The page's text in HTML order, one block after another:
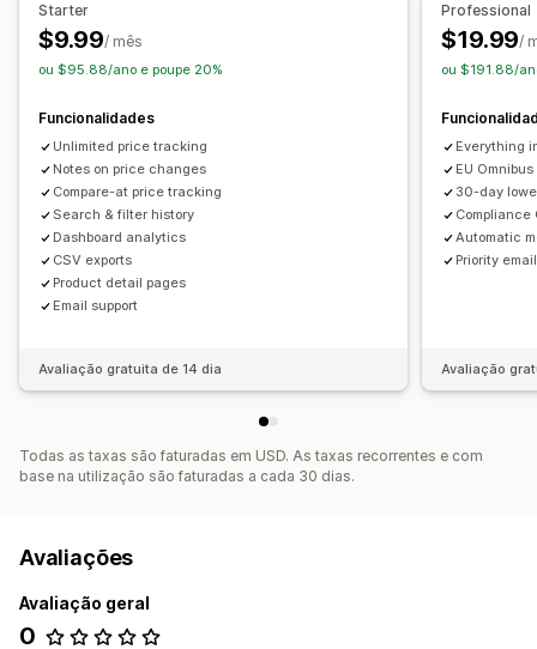
Starter
$9.99/ mês
ou $95.88/ano e poupe 20%
Funcionalidades
Unlimited price tracking
Notes on price changes
Compare-at price tracking
Search & filter history
Dashboard analytics
CSV exports
Product detail pages
Email support
Avaliação gratuita de 14 dia
Professional
$19.99/
ou $191.88/
Everything
EU
30-day
Compliance
Automatic
Priority
Avaliação
Todas as taxas são faturadas em USD. As taxas recorrentes e com
base na utilização são faturadas a cada 30 dias.
Avaliações
Avaliação geral
0